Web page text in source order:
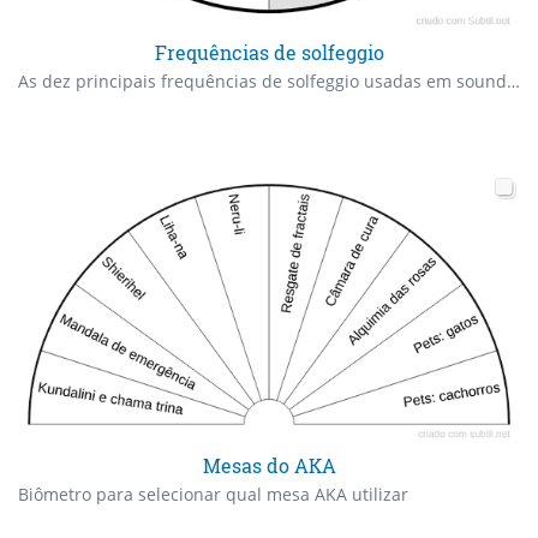
Frequências de solfeggio
As dez principais frequências de solfeggio usadas em sound healing
Mesas do AKA
Biômetro para selecionar qual mesa AKA utilizar